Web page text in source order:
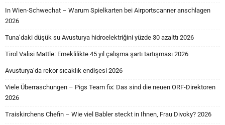
In Wien-Schwechat – Warum Spielkarten bei Airportscanner anschlagen
2026
Tuna’daki düşük su Avusturya hidroelektriğini yüzde 30 azalttı 2026
Tirol Valisi Mattle: Emeklilikte 45 yıl çalışma şartı tartışması 2026
Avusturya’da rekor sıcaklık endişesi 2026
Viele Überraschungen – Pigs Team fix: Das sind die neuen ORF-Direktoren
2026
Traiskirchens Chefin – Wie viel Babler steckt in Ihnen, Frau Divoky? 2026